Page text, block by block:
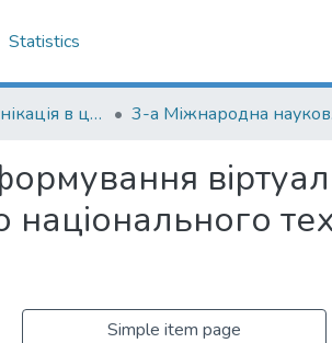
Statistics
Наукова комунікація в цифрову епоху 3-а
Simple item page